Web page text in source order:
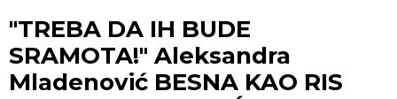
"TREBA DA IH BUDE
SRAMOTA!" Aleksandra
Mladenović BESNA KAO RIS